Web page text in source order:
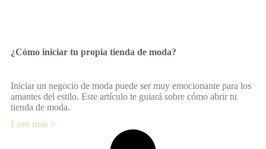
¿Cómo iniciar tu propia tienda de moda?
Iniciar un negocio de moda puede ser muy emocionante para los
amantes del estilo. Este artículo te guiará sobre cómo abrir tu
tienda de moda.
Leer más »